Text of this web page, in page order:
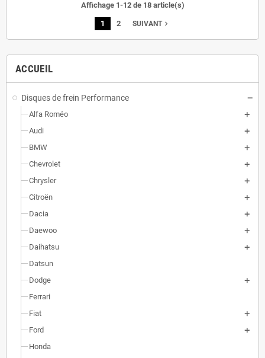
ACCUEIL
Disques de frein Performance
Alfa Roméo
Audi
BMW
Chevrolet
Chrysler
Citroën
Dacia
Daewoo
Daihatsu
Datsun
Dodge
Ferrari
Fiat
Ford
Honda
Affichage 1-12 de 18 article(s)
1 2 SUIVANTnavigate_next